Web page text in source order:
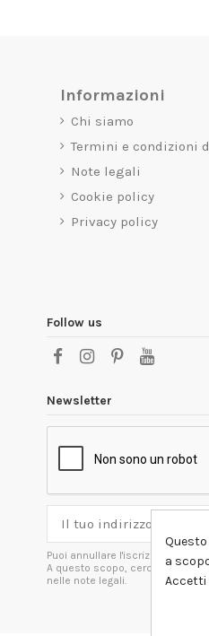
Informazioni
Chi siamo
Termini e condizioni
Note legali
Cookie policy
Privacy policy
Follow us
Newsletter
Puoi annullare l'iscrizione in ogni
A questo scopo, cerca le info di
nelle note legali.
a
Accetti